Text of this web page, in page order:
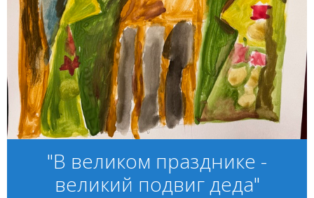
"В великом празднике -
великий подвиг деда"